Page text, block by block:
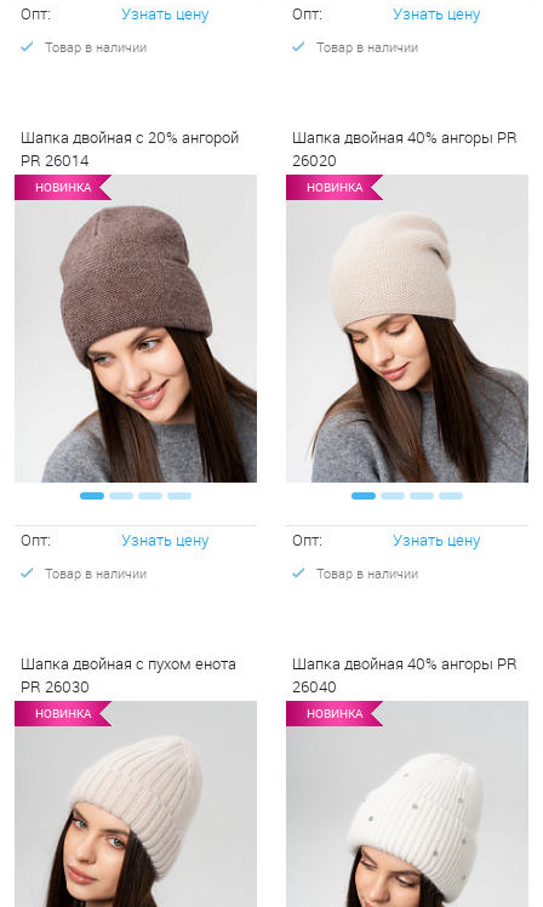
Опт: Узнать цену
Товар в наличии
Опт: Узнать цену
Товар в наличии
Шапка двойная с 20% ангорой
PR 26014
НОВИНКА НОВИНКА
Опт: Узнать цену
Товар в наличии
Шапка двойная 40% ангоры PR
26020
НОВИНКА НОВИНКА
Опт: Узнать цену
Товар в наличии
Шапка двойная с пухом енота
PR 26030
НОВИНКА НОВИНКА
Шапка двойная 40% ангоры PR
26040
НОВИНКА НОВИНКА